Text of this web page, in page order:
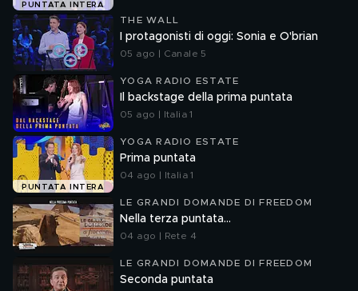
PUNTATA INTERA
THE WALL
I protagonisti di oggi: Sonia e O'brian
05 ago | Canale 5
YOGA RADIO ESTATE
Il backstage della prima puntata
05 ago | Italia 1
PUNTATA INTERA
YOGA RADIO ESTATE
Prima puntata
04 ago | Italia 1
LE GRANDI DOMANDE DI FREEDOM
Nella terza puntata...
04 ago | Rete 4
LE GRANDI DOMANDE DI FREEDOM
Seconda puntata